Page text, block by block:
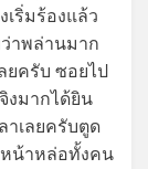
ริ่มร้องแล้ว
าพล่านมาก
ยครับ ซอยไป
งมากได้ยิน
าเลยครับตูด
น้าหล่อทั้งคน